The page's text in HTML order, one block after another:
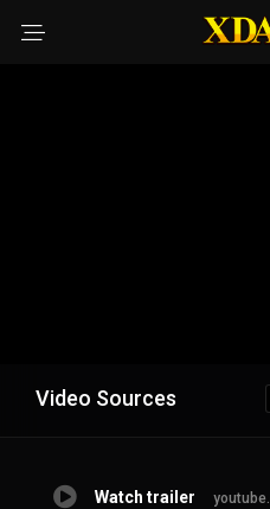
Video Sources
Watch trailer